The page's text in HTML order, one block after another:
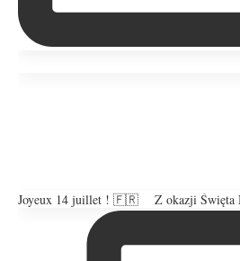
Joyeux 14 juillet ! 🇫🇷 ⠀ Z okazji Święta